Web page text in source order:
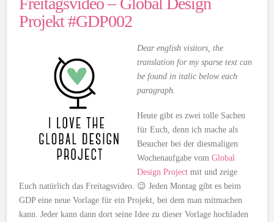
Projekt #GDP002
Dear english visitors, the
translation for my sparse text can
be found in italic below each
paragraph.
Heute gibt es zwei tolle Sachen
für Euch, denn ich mache als
Besucher bei der diesmaligen
Wochenaufgabe vomGlobal
Design Project mit und zeige
Euch natürlich das Freitagsvideo. 😉 Jeden Montag gibt es beim
GDP eine neue Vorlage für ein Projekt, bei dem man mitmachen
kann. Jeder kann dann dort seine Idee zu dieser Vorlage hochladen